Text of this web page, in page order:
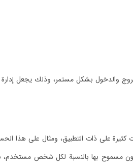
والدخول بشكل مستمر، وذلك يجعل إدارة
على ذات التطبيق، ومثال على هذا
مسموح بها بالنسبة لكل شخص